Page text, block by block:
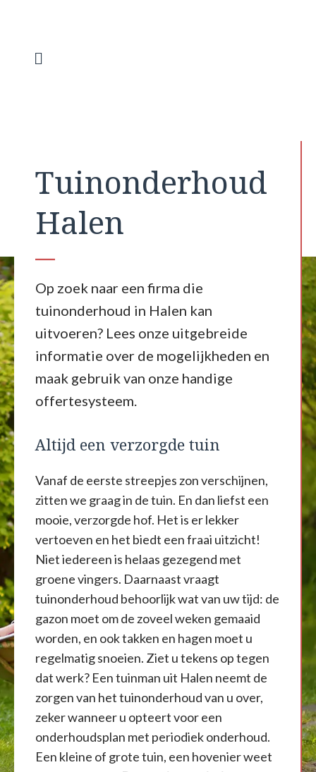
inhoud
Tuinonderhoud
Halen
Op zoek naar een firma die
tuinonderhoud in Halen kan
uitvoeren? Lees onze uitgebreide
informatie over de mogelijkheden en
maak gebruik van onze handige
offertesysteem.
Altijd een verzorgde tuin
Vanaf de eerste streepjes zon verschijnen,
zitten we graag in de tuin. En dan liefst een
mooie, verzorgde hof. Het is er lekker
vertoeven en het biedt een fraai uitzicht!
Niet iedereen is helaas gezegend met
groene vingers. Daarnaast vraagt
tuinonderhoud behoorlijk wat van uw tijd: de
gazon moet om de zoveel weken gemaaid
worden, en ook takken en hagen moet u
regelmatig snoeien. Ziet u tekens op tegen
dat werk? Een tuinman uit Halen neemt de
zorgen van het tuinonderhoud van u over,
zeker wanneer u opteert voor een
onderhoudsplan met periodiek onderhoud.
Een kleine of grote tuin, een hovenier weet